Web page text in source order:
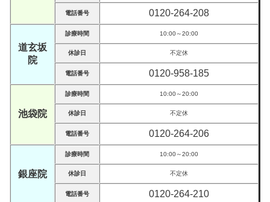
電話番号 0120-264-208
道玄坂
院
診療時間 10:00～20:00
休診日 不定休
電話番号 0120-958-185
池袋院
診療時間 10:00～20:00
休診日 不定休
電話番号 0120-264-206
銀座院
診療時間 10:00～20:00
休診日 不定休
電話番号 0120-264-210